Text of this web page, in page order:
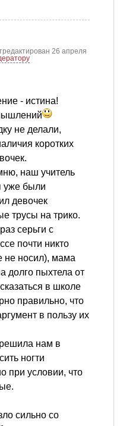
26 апреля
- истина!
не делали,
коротких
наш учитель
уже были
девочек
трусы на трико.
серьги с
почти никто
не носил), мама
долго пыхтела от
в школе
правильно, что
в пользу их
нам в
ногти
при условии, что
сильно со